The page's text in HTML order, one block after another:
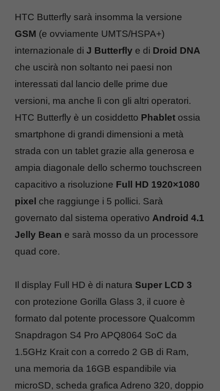
HTC Butterfly sarà insomma la versione
GSM (e ovviamente UMTS/HSPA+)
internazionale di J Butterfly e di Droid DNA
che uscirà non soltanto nei paesi non
interessati dal lancio delle prime due
versioni, ma anche lì con gli altri operatori.
HTC Butterfly è un cosiddetto Phablet ossia
smartphone di grandi dimensioni a metà
strada con un tablet grazie alla generosa e
ampia diagonale dello schermo touchscreen
capacitivo a risoluzione Full HD 1920×1080
pixel che raggiunge i 5 pollici. Sarà
governato dal sistema operativo Android 4.1
Jelly Bean e sarà mosso da un processore
quad core.
Il display Full HD è di natura Super LCD 3
con protezione Gorilla Glass 3, il cuore è
formato dal potente processore Qualcomm
Snapdragon S4 Pro APQ8064 SoC da
1.5GHz Krait con a corredo 2 GB di Ram,
una memoria da 16GB espandibile via
microSD, scheda grafica Adreno 320, doppio